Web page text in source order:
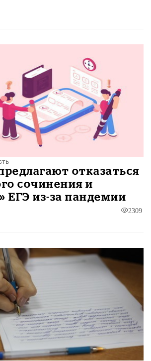
отказаться
сочинения и
ЕГЭ из-за пандемии
2309